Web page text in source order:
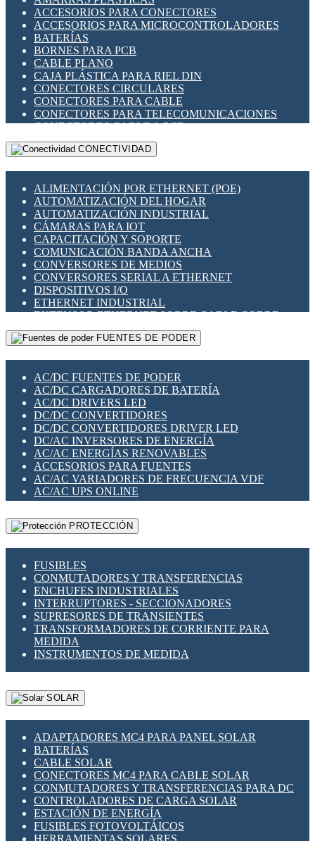
INDICADORES PARA PANEL
INTERFACES DE RELÉ
INTERRUPTORES FIN DE CARRERA
LLAVES CONMUTADORAS
MEDIDORES DE ENERGÍA Y TC'S DE CORRIENTE
MOTORES PASO A PASO
PANTALLAS HMI
PLC -CONTROLADORES LÓGICO PROGRAMABLES
PROGRAMADORES DE HORARIO
RELÉS DE PROTECCIÓN
SENSORES CAPACITIVOS
SENSORES INDUCTIVOS
TEMPORIZADORES
VARIACS
VARIADORES DE FRECUENCIA [VDF]
SECCIONADORES - INTERRUPTORES
MAQUINARIA
ACCESORIOS PARA CONECTORES
ACCESORIOS PARA MICROCONTROLADORES
BATERÍAS
BORNES PARA PCB
CABLE PLANO
CAJA PLÁSTICA PARA RIEL DIN
CONECTORES CIRCULARES
CONECTORES PARA CABLE
CONECTORES PARA TELECOMUNICACIONES
CONECTORES CABLE A PCB
CONECTORES PCB A CABLE
DIP SWITCHES
HERRAMIENTAS VARIAS
ILUMINACIÓN LED
INTERRUPTORES REED
INTERFACES DE RELÉ
OTROS RELÉS
PROTECCIÓN TÉRMICA
RELÉS AUTOMOTRICES
RELÉS DE SEÑAL
RELÉS DE ESTADO SÓLIDO SSR
RELÉS INDUSTRIALES
RELÉS MINIATURA DE POTENCIA
SENSORES MAGNÉTICOS
SWITCH Y MICROSWITCH
TARJETAS PI
UNIÓN Y DERIVACIÓN DE CABLE
CONECTIVIDAD
ALIMENTACIÓN POR ETHERNET (POE)
AUTOMATIZACIÓN DEL HOGAR
AUTOMATIZACIÓN INDUSTRIAL
CÁMARAS PARA IOT
CAPACITACIÓN Y SOPORTE
COMUNICACIÓN BANDA ANCHA
CONVERSORES DE MEDIOS
CONVERSORES SERIAL A ETHERNET
DISPOSITIVOS I/O
ETHERNET INDUSTRIAL
EXTENSOR ETHERNET SOBRE CABLE COBRE
GATEWAY LORAWAN
GESTIÓN DE REDES
PLACAS MODULARES IOT
SWITCHES Y REDES WIFI
SOLUCIONES IOT
SOLUCIONES LORAWAN
SOLUCIONES RED CELULAR
SEGURIDAD PARA REDES
SWITCHES LAN
TELEFONÍA IP (VOIP)
VIGILANCIA IP (CCTV)
MESHTASTIC
FUENTES DE PODER
AC/DC FUENTES DE PODER
AC/DC CARGADORES DE BATERÍA
AC/DC DRIVERS LED
DC/DC CONVERTIDORES
DC/DC CONVERTIDORES DRIVER LED
DC/AC INVERSORES DE ENERGÍA
AC/AC ENERGÍAS RENOVABLES
ACCESORIOS PARA FUENTES
AC/AC VARIADORES DE FRECUENCIA VDF
AC/AC UPS ONLINE
PROTECCIÓN
FUSIBLES
CONMUTADORES Y TRANSFERENCIAS
ENCHUFES INDUSTRIALES
INTERRUPTORES - SECCIONADORES
SUPRESORES DE TRANSIENTES
TRANSFORMADORES DE CORRIENTE PARA
MEDIDA
INSTRUMENTOS DE MEDIDA
SOLAR
ADAPTADORES MC4 PARA PANEL SOLAR
BATERÍAS
CABLE SOLAR
CONECTORES MC4 PARA CABLE SOLAR
CONMUTADORES Y TRANSFERENCIAS PARA DC
CONTROLADORES DE CARGA SOLAR
ESTACIÓN DE ENERGÍA
FUSIBLES FOTOVOLTÁICOS